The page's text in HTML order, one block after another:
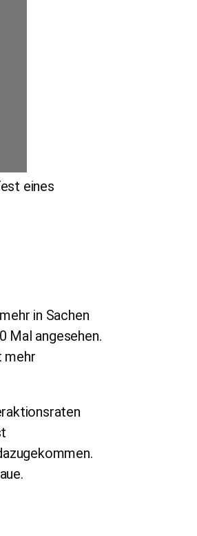
eines
in Sachen
Mal angesehen.
mehr